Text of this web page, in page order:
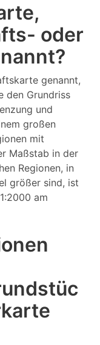
oder
genannt,
den Grundriss
und
großen
mit
Maßstab in der
Regionen, in
größer sind, ist
am